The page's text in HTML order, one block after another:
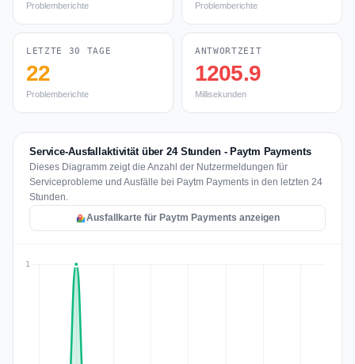
Problemberichte Problemberichte
LETZTE 30 TAGE
22
Problemberichte
ANTWORTZEIT
1205.9
Millisekunden
Service-Ausfallaktivität über 24 Stunden - Paytm Payments
Dieses Diagramm zeigt die Anzahl der Nutzermeldungen für
Serviceprobleme und Ausfälle bei Paytm Payments in den letzten 24
Stunden.
Ausfallkarte für Paytm Payments anzeigen